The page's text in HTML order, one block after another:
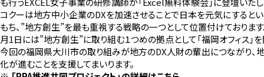
コクーは地方中小企業のDXを加速させることで日本を元気にすると
もち、”地方創生”を最も重視する戦略の一つとして位置付けておりま
月1日には”地方創生”に取り組む１つめの拠点として「福岡オフィス」を
今回の福岡県大川市の取り組みが地方のDX人財の輩出につながり、
化が進むことを支援してまいります。